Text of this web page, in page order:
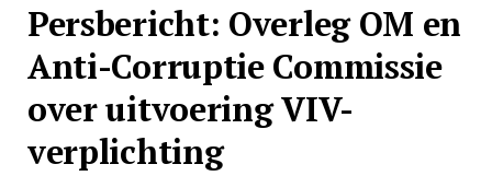
Persbericht: Overleg OM en
Anti-Corruptie Commissie
over uitvoering VIV-
verplichting